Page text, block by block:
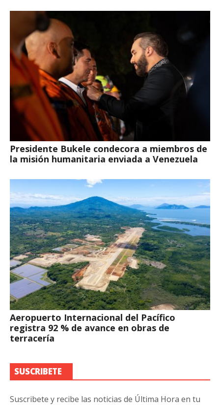
Presidente Bukele condecora a miembros de
la misión humanitaria enviada a Venezuela
Aeropuerto Internacional del Pacífico
registra 92 % de avance en obras de
terracería
SUSCRIBETE
Suscribete y recibe las noticias de Última Hora en tu